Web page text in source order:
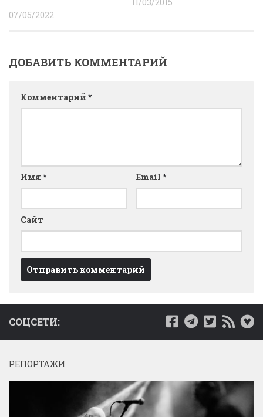
07/05/2022
ДОБАВИТЬ КОММЕНТАРИЙ
Комментарий *
Имя * Email *
Сайт
СОЦСЕТИ:
РЕПОРТАЖИ